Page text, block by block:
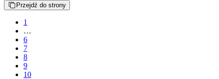
Przejdź do strony
1
…
6
7
8
9
10